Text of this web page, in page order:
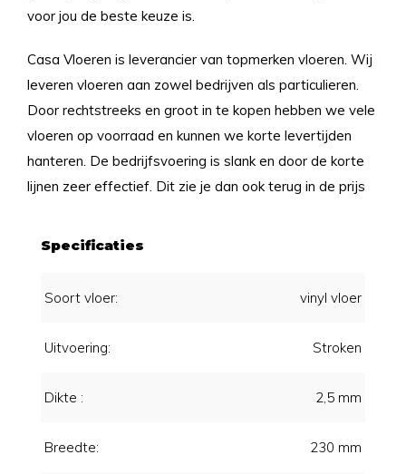
voor jou de beste keuze is.
Casa Vloeren is leverancier van topmerken vloeren. Wij
leveren vloeren aan zowel bedrijven als particulieren.
Door rechtstreeks en groot in te kopen hebben we vele
vloeren op voorraad en kunnen we korte levertijden
hanteren. De bedrijfsvoering is slank en door de korte
lijnen zeer effectief. Dit zie je dan ook terug in de prijs
Specificaties
Soort vloer: vinyl vloer
Uitvoering: Stroken
Dikte : 2,5 mm
Breedte: 230 mm